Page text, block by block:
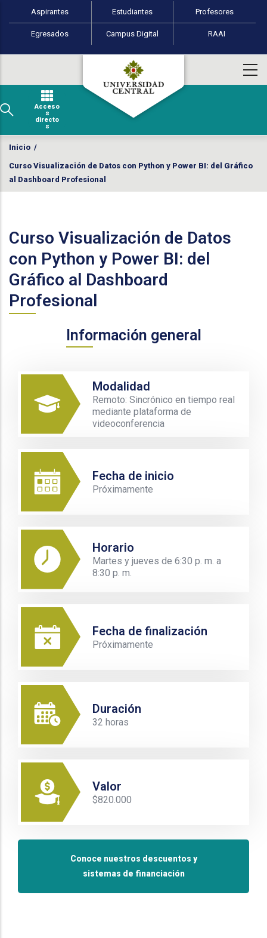
Pasar al contenido principal
Perfiles de usuario
Aspirantes Estudiantes Profesores
Egresados Campus Digital RAAI
Acceso
s
directo
s
Inicio /
Curso Visualización de Datos con Python y Power BI: del Gráfico
al Dashboard Profesional
Curso Visualización de Datos
con Python y Power BI: del
Gráfico al Dashboard
Profesional
Información general
Modalidad
Remoto: Sincrónico en tiempo real
mediante plataforma de
videoconferencia
Fecha de inicio
Próximamente
Horario
Martes y jueves de 6:30 p. m. a
8:30 p. m.
Fecha de finalización
Próximamente
Duración
32 horas
Valor
$820.000
Conoce nuestros descuentos y
sistemas de financiación